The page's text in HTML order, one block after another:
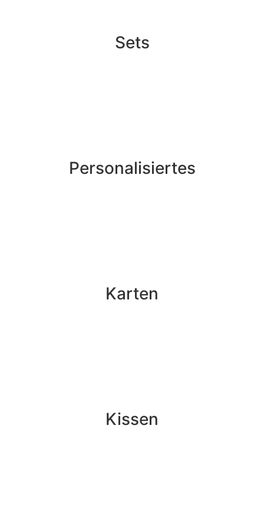
Sets
Personalisiertes
Karten
Kissen